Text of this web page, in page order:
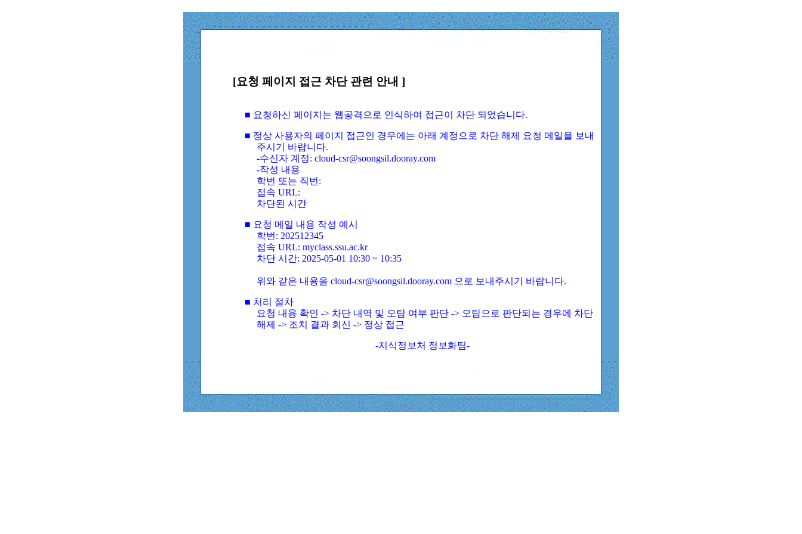
[요청 페이지 접근 차단 관련 안내 ]
■ 요청하신 페이지는 웹공격으로 인식하여 접근이 차단 되었습니다.
■ 정상 사용자의 페이지 접근인 경우에는 아래 계정으로 차단 해제 요청 메일을 보내
주시기 바랍니다.
-수신자 계정: cloud-csr@soongsil.dooray.com
-작성 내용
학번 또는 직번:
접속 URL:
차단된 시간
■ 요청 메일 내용 작성 예시
학번: 202512345
접속 URL: myclass.ssu.ac.kr
차단 시간: 2025-05-01 10:30 ~ 10:35
위와 같은 내용을 cloud-csr@soongsil.dooray.com 으로 보내주시기 바랍니다.
■ 처리 절차
요청 내용 확인 -> 차단 내역 및 오탐 여부 판단 -> 오탐으로 판단되는 경우에 차단
해제 -> 조치 결과 회신 -> 정상 접근
-지식정보처 정보화팀-